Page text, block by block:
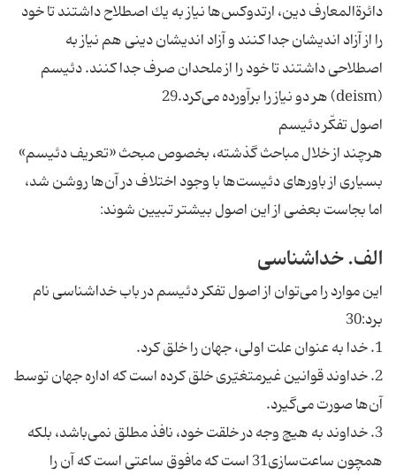
دائرةالمعارف دين، ارتدوكس‌ها نياز به يك اصطلاح داشتند تا خود
را از آزاد انديشان جدا كنند و آزاد انديشان دينى هم نياز به
اصطلاحى داشتند تا خود را از ملحدان صرف جدا كنند. دئيسم
(deism) هر دو نياز را برآورده مى‌كرد.29
اصول تفكّر دئيسم‌
هرچند از خلال مباحث گذشته، بخصوص مبحث «تعريف دئيسم»
بسيارى از باورهاى دئيست‌ها با وجود اختلاف در آن‌ها روشن شد،
اما بجاست بعضى از اين اصول بيشتر تبيين شوند:
الف. خداشناسى‌
اين موارد را مى‌توان از اصول تفكر دئيسم در باب خداشناسى نام
برد:30
1. خدا به عنوان علت اولى، جهان را خلق كرد.
2. خداوند قوانين غيرمتغيّرى خلق كرده است كه اداره جهان توسط
آن‌ها صورت مى‌گيرد.
3. خداوند به هيچ وجه در خلقت خود، نافذ مطلق نمى‌باشد، بلكه
همچون ساعت‌سازى31 است كه مافوق ساعتى است كه آن را